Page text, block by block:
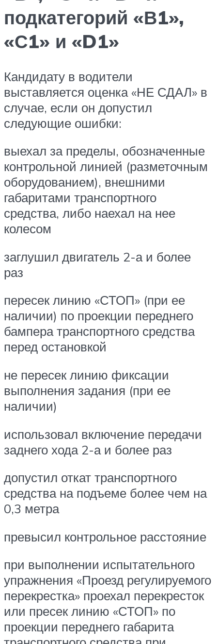
подкатегорий «В1»,
«С1» и «D1»
Кандидату в водители
выставляется оценка «НЕ СДАЛ» в
случае, если он допустил
следующие ошибки:
выехал за пределы, обозначенные
контрольной линией (разметочным
оборудованием), внешними
габаритами транспортного
средства, либо наехал на нее
колесом
заглушил двигатель 2-а и более
раз
пересек линию «СТОП» (при ее
наличии) по проекции переднего
бампера транспортного средства
перед остановкой
не пересек линию фиксации
выполнения задания (при ее
наличии)
использовал включение передачи
заднего хода 2-а и более раз
допустил откат транспортного
средства на подъеме более чем на
0,3 метра
превысил контрольное расстояние
при выполнении испытательного
упражнения «Проезд регулируемого
перекрестка» проехал перекресток
или пресек линию «СТОП» по
проекции переднего габарита